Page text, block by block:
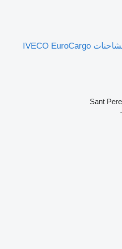
المحور الأمامي 7184217 لـ الشاحنات IVECO EuroCargo